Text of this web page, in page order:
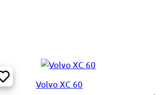
Volvo XC 60